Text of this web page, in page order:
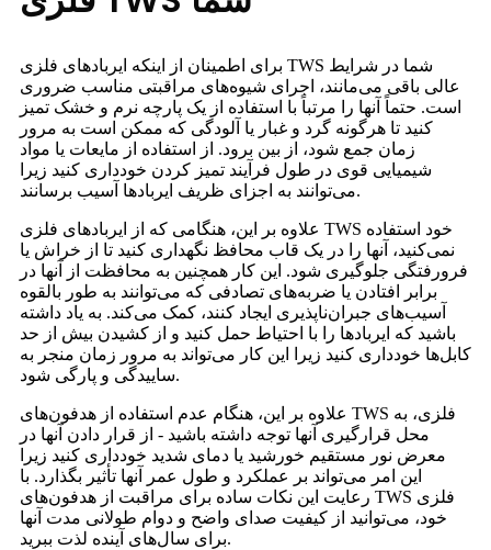
برای اطمینان از اینکه ایربادهای فلزی TWS شما در شرایط
عالی باقی می‌مانند، اجرای شیوه‌های مراقبتی مناسب ضروری
است. حتماً آنها را مرتباً با استفاده از یک پارچه نرم و خشک تمیز
کنید تا هرگونه گرد و غبار یا آلودگی که ممکن است به مرور
زمان جمع شود، از بین برود. از استفاده از مایعات یا مواد
شیمیایی قوی در طول فرآیند تمیز کردن خودداری کنید زیرا
می‌توانند به اجزای ظریف ایربادها آسیب برسانند.
علاوه بر این، هنگامی که از ایربادهای فلزی TWS خود استفاده
نمی‌کنید، آنها را در یک قاب محافظ نگهداری کنید تا از خراش یا
فرورفتگی جلوگیری شود. این کار همچنین به محافظت از آنها در
برابر افتادن یا ضربه‌های تصادفی که می‌توانند به طور بالقوه
آسیب‌های جبران‌ناپذیری ایجاد کنند، کمک می‌کند. به یاد داشته
باشید که ایربادها را با احتیاط حمل کنید و از کشیدن بیش از حد
کابل‌ها خودداری کنید زیرا این کار می‌تواند به مرور زمان منجر به
ساییدگی و پارگی شود.
علاوه بر این، هنگام عدم استفاده از هدفون‌های TWS فلزی، به
محل قرارگیری آنها توجه داشته باشید - از قرار دادن آنها در
معرض نور مستقیم خورشید یا دمای شدید خودداری کنید زیرا
این امر می‌تواند بر عملکرد و طول عمر آنها تأثیر بگذارد. با
رعایت این نکات ساده برای مراقبت از هدفون‌های TWS فلزی
خود، می‌توانید از کیفیت صدای واضح و دوام طولانی مدت آنها
برای سال‌های آینده لذت ببرید.